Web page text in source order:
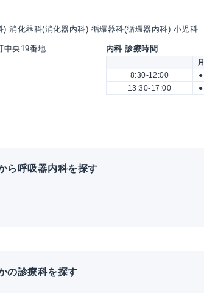
) 消化器科(消化器内科) 循環器科(循環器内科) 小児科
中央19番地
内科 診療時間
月
8:30-12:00
●
13:30-17:00
●
ら呼吸器内科を探す
の診療科を探す